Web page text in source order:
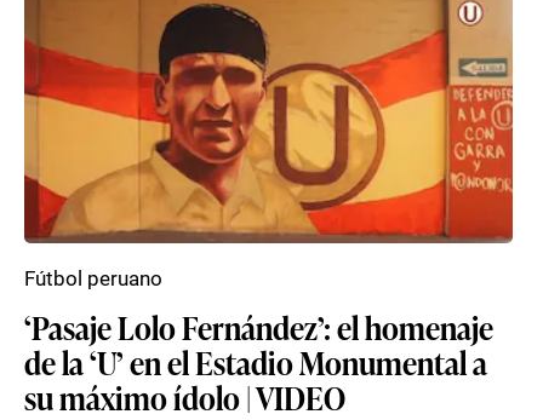
‘Pasaje Lolo Fernández’: el homenaje
de la ‘U’ en el Estadio Monumental a
su máximo ídolo | VIDEO
Fútbol peruano